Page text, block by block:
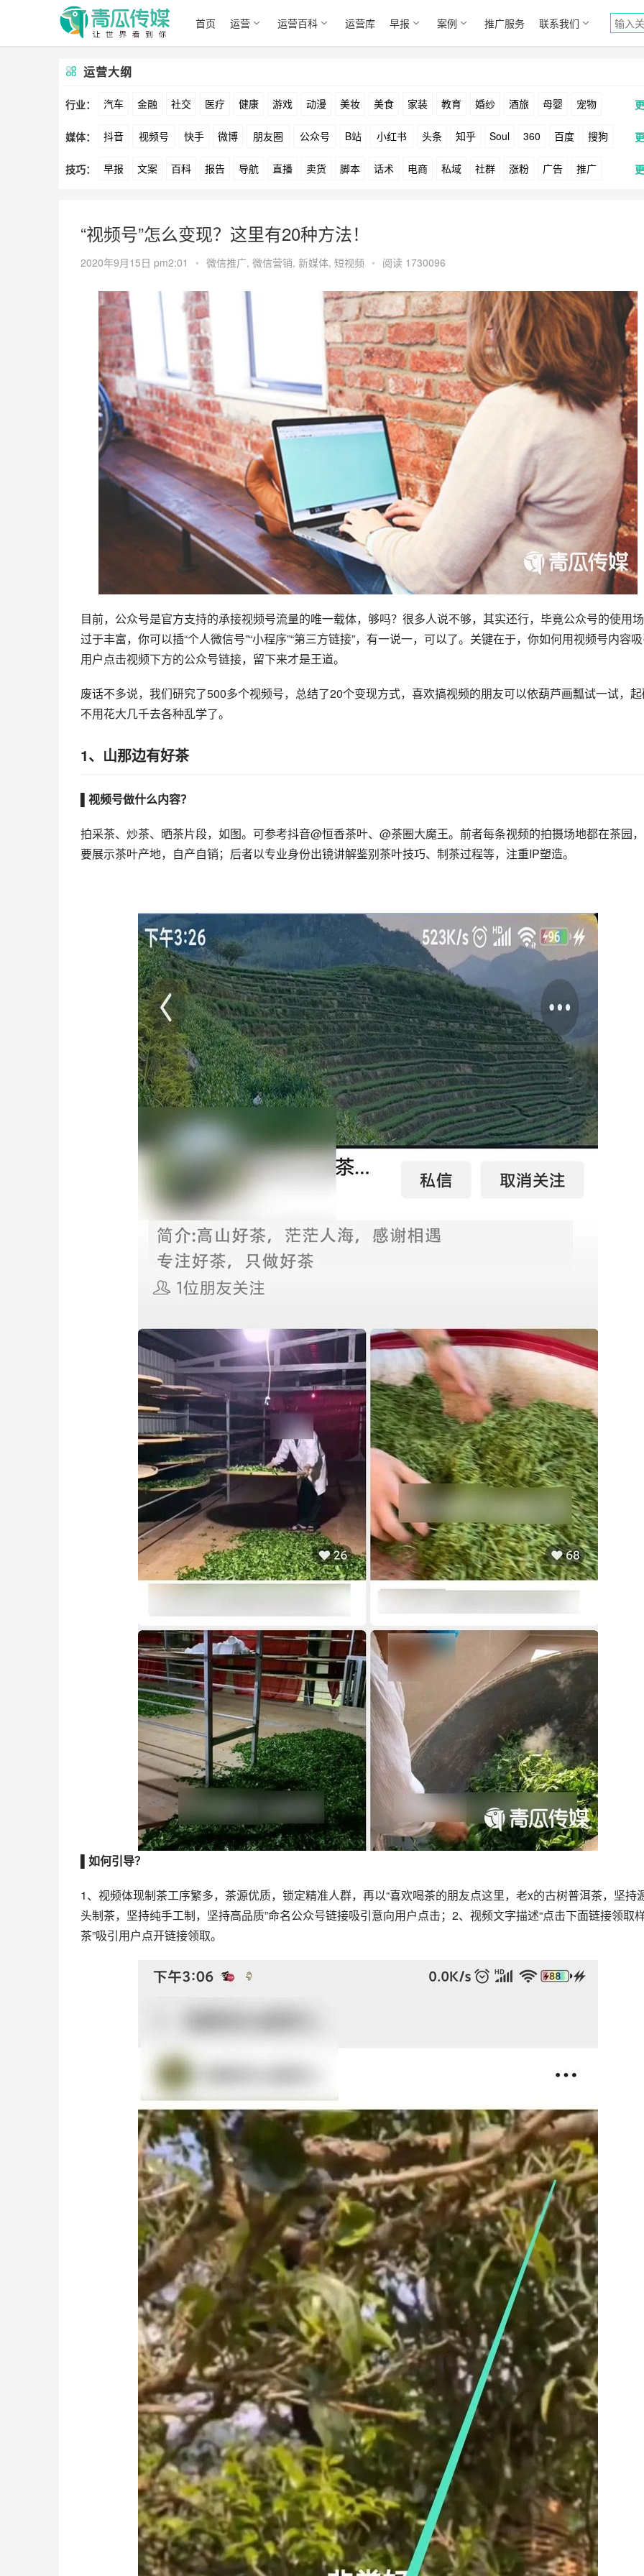
首页 运营 运营百科 运营库 早报 案例 推广服务 联系我们
运营大纲
行业： 汽车 金融 社交 医疗 健康 游戏 动漫 美妆 美食 家装 教育 婚纱 酒旅 母婴 宠物
文娱 跨境 科技 广告 元宇宙 房地产
媒体： 抖音 视频号 快手 微博 朋友圈 公众号 B站 小红书 头条 知乎 Soul 360 百度 搜狗
爱奇艺 美柚 美图 最右 神马 谷歌 Facebook Tiktok YouTube Yahoo Bing
技巧： 早报 文案 百科 报告 导航 直播 卖货 脚本 话术 电商 私域 社群 涨粉 广告 推广
“视频号”怎么变现？这里有20种方法！
2020年9月15日 pm2:01 • 微信推广, 微信营销, 新媒体, 短视频 • 阅读 1730096
目前，公众号是官方支持的承接视频号流量的唯一载体，够吗？很多人说不够，其实还行，毕竟公众号的使用
过于丰富，你可以插“个人微信号”“小程序”“第三方链接”，有一说一，可以了。关键在于，你如何用视频号内容
用户点击视频下方的公众号链接，留下来才是王道。
废话不多说，我们研究了500多个视频号，总结了20个变现方式，喜欢搞视频的朋友可以依葫芦画瓢试一试，
不用花大几千去各种乱学了。
1、 山那边有好茶
▌视频号做什么内容？
拍采茶、炒茶、晒茶片段，如图。可参考抖音@恒香茶叶、@茶圈大魔王。前者每条视频的拍摄场地都在茶园
要展示茶叶产地，自产自销；后者以专业身份出镜讲解鉴别茶叶技巧、制茶过程等，注重IP塑造。
▌如何引导？
1、视频体现制茶工序繁多，茶源优质，锁定精准人群，再以“喜欢喝茶的朋友点这里，老x的古树普洱茶，坚持
头制茶，坚持纯手工制，坚持高品质”命名公众号链接吸引意向用户点击；2、视频文字描述“点击下面链接领取
茶”吸引用户点开链接领取。